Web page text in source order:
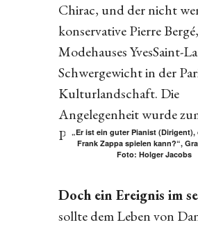
Chirac, und der nicht
konservative Pierre
Modehauses YvesSaint-
Schwergewicht in der
Kulturlandschaft. Die
Angelegenheit wurde
Politikum.
„Er ist ein guter Pianist
Frank Zappa spielen kann?“,
Foto: Holger Jacobs
Doch ein Ereignis im
sollte dem Leben von